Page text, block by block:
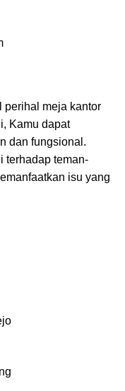
perihal meja kantor
Kamu dapat
dan fungsional.
terhadap teman-
isu yang